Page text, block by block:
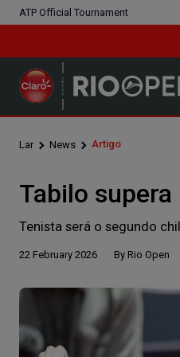
ATP Official Tournament
Lar News Artigo
Tabilo
Tenista será o segundo
22 February 2026 By Rio Open